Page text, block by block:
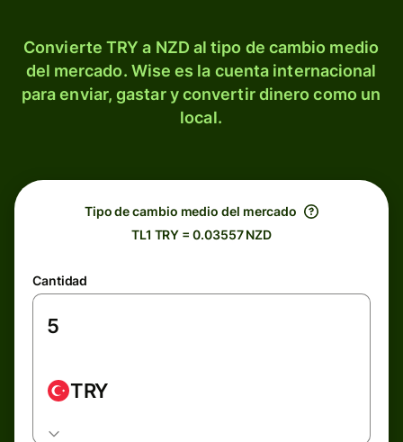
Convierte TRY a NZD al tipo de cambio medio
del mercado. Wise es la cuenta internacional
para enviar, gastar y convertir dinero como un
local.
Tipo de cambio medio del mercado
TL1 TRY = 0.03557 NZD
Cantidad
TRY